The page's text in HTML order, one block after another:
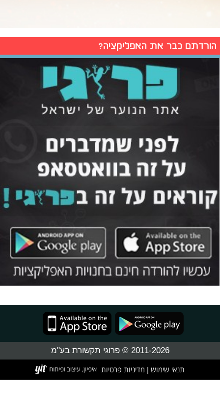
הורדתם כבר את האפליקציה?
2011-2026 © פרוגי תקשורת בע"מ
תנאי שימוש מדיניות פרטיות